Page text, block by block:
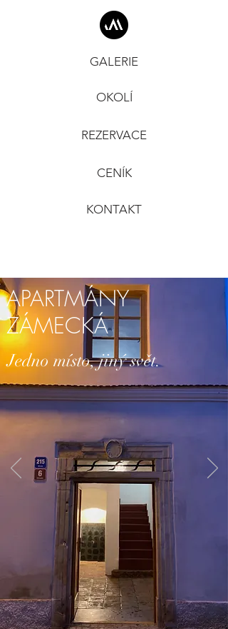
GALERIE
OKOLÍ
REZERVACE
CENÍK
KONTAKT
APARTMÁNY
ZÁMECKÁ
Jedno místo, jiný svět.